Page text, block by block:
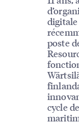
poste
cycle